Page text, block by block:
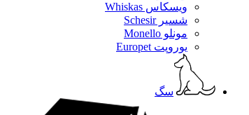
ویسکاس Whiskas
شسیر Schesir
مونلو Monello
یوروپت Europet
سگ